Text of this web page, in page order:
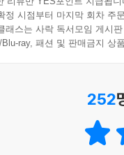
성장담이 내 마음을 더 잡
중에서
로 되돌아오는 일」중에
이제부터 어른으로의
려움이 닥쳐도 터무니
동안 가장 소중한 때
표를 냈다. 버튼 하나
정 시점부터 마지막 회차 주
래스는 사락 독서모임 게시
ray, 패션 및 판매금지 상
252